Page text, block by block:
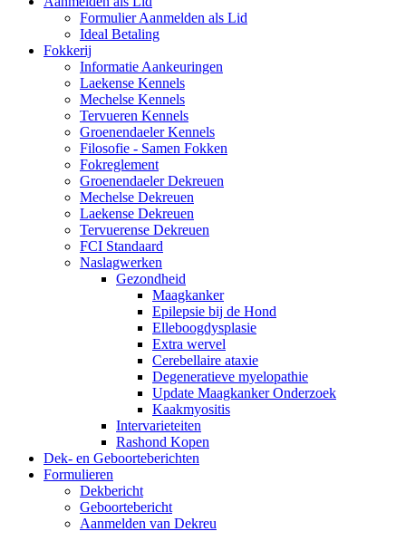
Formulier Aanmelden als Lid
Ideal Betaling
Fokkerij
Informatie Aankeuringen
Laekense Kennels
Mechelse Kennels
Tervueren Kennels
Groenendaeler Kennels
Filosofie - Samen Fokken
Fokreglement
Groenendaeler Dekreuen
Mechelse Dekreuen
Laekense Dekreuen
Tervuerense Dekreuen
FCI Standaard
Naslagwerken
Gezondheid
Maagkanker
Epilepsie bij de Hond
Elleboogdysplasie
Extra wervel
Cerebellaire ataxie
Degeneratieve myelopathie
Update Maagkanker Onderzoek
Kaakmyositis
Intervarieteiten
Rashond Kopen
Dek- en Geboorteberichten
Formulieren
Dekbericht
Geboortebericht
Aanmelden van Dekreu